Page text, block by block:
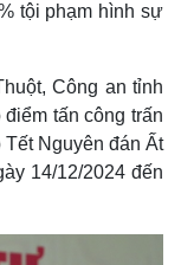
tội phạm hình sự
Công an tỉnh
tấn công trấn
Nguyên đán Ất
14/12/2024 đến